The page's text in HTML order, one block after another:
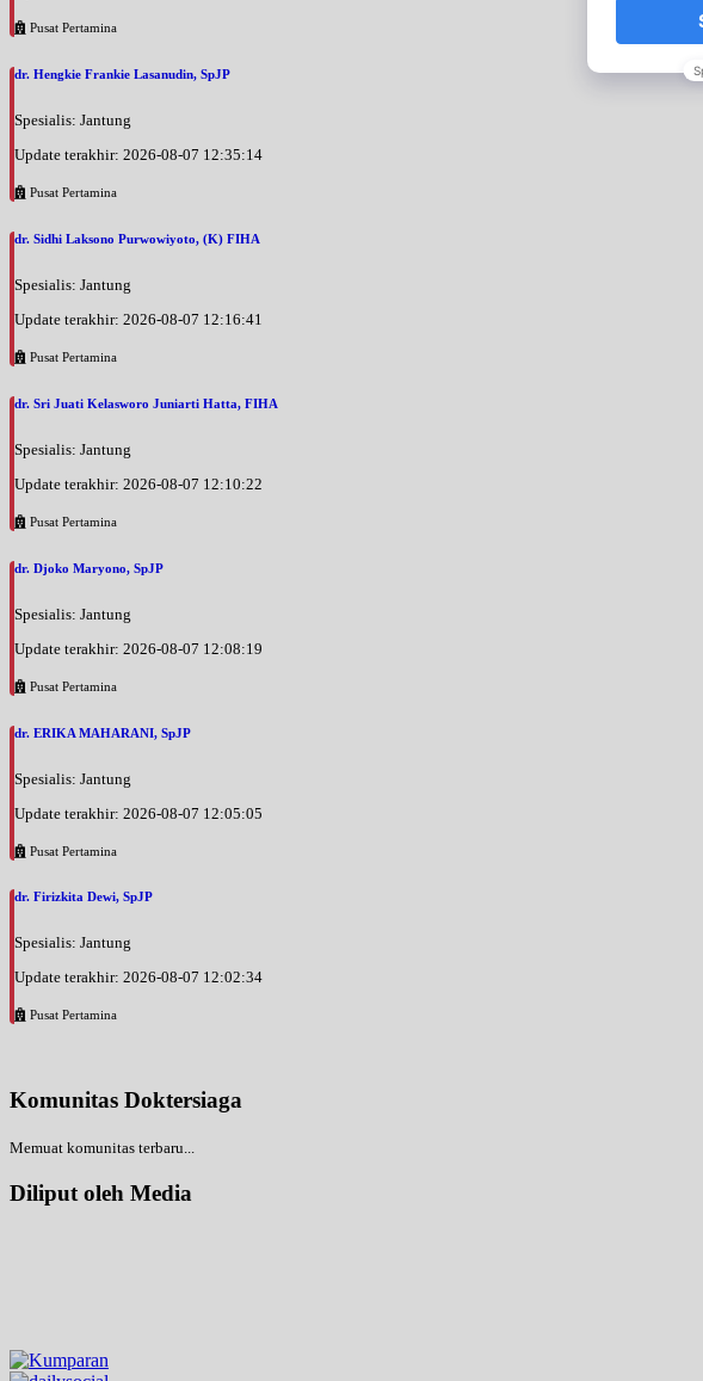
Pusat Pertamina
dr. Hengkie Frankie Lasanudin, SpJP
Spesialis: Jantung
Update terakhir: 2026-08-07 12:35:14
Pusat Pertamina
dr. Sidhi Laksono Purwowiyoto, (K) FIHA
Spesialis: Jantung
Update terakhir: 2026-08-07 12:16:41
Pusat Pertamina
dr. Sri Juati Kelasworo Juniarti Hatta, FIHA
Spesialis: Jantung
Update terakhir: 2026-08-07 12:10:22
Pusat Pertamina
dr. Djoko Maryono, SpJP
Spesialis: Jantung
Update terakhir: 2026-08-07 12:08:19
Pusat Pertamina
dr. ERIKA MAHARANI, SpJP
Spesialis: Jantung
Update terakhir: 2026-08-07 12:05:05
Pusat Pertamina
dr. Firizkita Dewi, SpJP
Spesialis: Jantung
Update terakhir: 2026-08-07 12:02:34
Pusat Pertamina
Komunitas Doktersiaga
Memuat komunitas terbaru...
Diliput oleh Media